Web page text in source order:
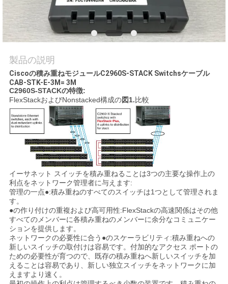
品
質
理
連
絡
だ
さ
い
ニ
ュ
製品の説明
Ciscoの積み重ねモジュールC2960S-STACK Switchsケーブル
CAB-STK-E-3M= 3M
C2960S-STACKの特徴:
FlexStackおよびNonstacked構成の図1.比較
イーサネット スイッチを積み重ねることは3つの主要な操作上の
利点をネットワーク管理者に与えます:
管理の一点●:積み重ねのすべてのスイッチは1つとして管理されま
す。
●の作り付けの重複および高可用性:FlexStackの高速関係はその他
すべてのメンバーに各積み重ねのメンバーに余分なコミュニケー
ションを提供します。
ネットワークの必要性に合う●のスケーラビリティ:積み重ねへの
新しいスイッチの取付けは容易です。付加的なアクセス ポートの
ための必要性が育つので、既存の積み重ねへ新しいスイッチを加
えることは容易であり、新しい独立スイッチをネットワークに加
えますより速く。